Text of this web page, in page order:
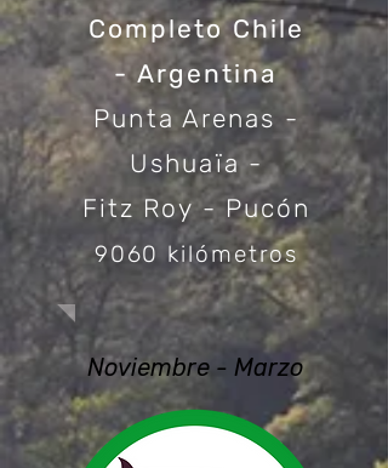
Completo Chile
- Argentina
Punta Arenas -
Ushuaïa -
Fitz Roy - Pucón
9060 kilómetros
Noviembre - Marzo